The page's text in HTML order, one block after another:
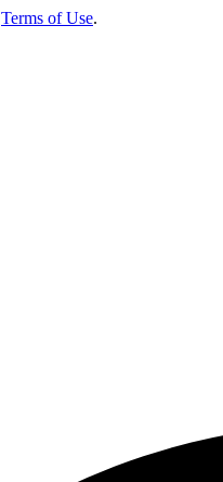
Terms of Use.